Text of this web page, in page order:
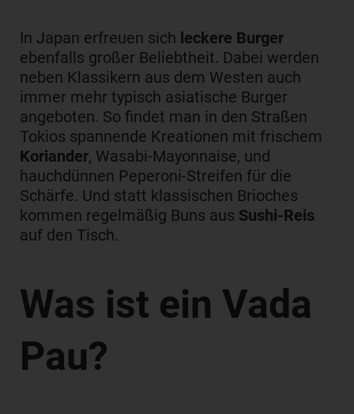
In Japan erfreuen sich leckere Burger
ebenfalls großer Beliebtheit. Dabei werden
neben Klassikern aus dem Westen auch
immer mehr typisch asiatische Burger
angeboten. So findet man in den Straßen
Tokios spannende Kreationen mit frischem
Koriander, Wasabi-Mayonnaise, und
hauchdünnen Peperoni-Streifen für die
Schärfe. Und statt klassischen Brioches
kommen regelmäßig Buns aus Sushi-Reis
auf den Tisch.
Was ist ein Vada
Pau?